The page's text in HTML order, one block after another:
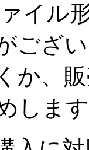
イル
ござ
か、
しま